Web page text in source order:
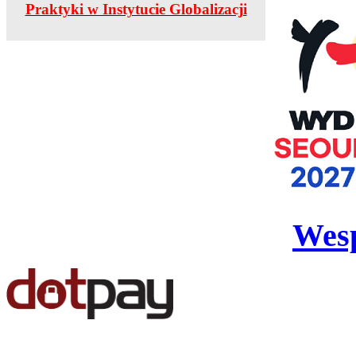
Praktyki w Instytucie Globalizacji